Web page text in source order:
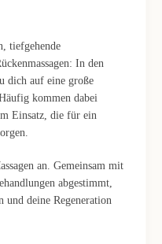
tiefgehende
In den
dich auf eine große
kommen dabei
Einsatz, die für ein
an. Gemeinsam mit
abgestimmt,
und deine Regeneration